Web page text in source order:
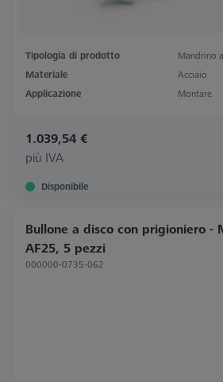
Tipologia di prodotto
Mandrino
Materiale
Acciaio
Applicazione
Montare
1.039,54 €
più IVA
Disponibile
Bullone a disco con prigioniero -
AF25, 5 pezzi
000000-0735-062